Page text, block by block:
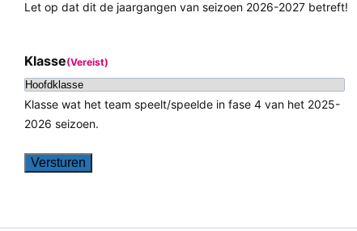
Let op dat dit de jaargangen van seizoen 2026-2027 betreft!
Klasse(Vereist)
Klasse wat het team speelt/speelde in fase 4 van het 2025-
2026 seizoen.